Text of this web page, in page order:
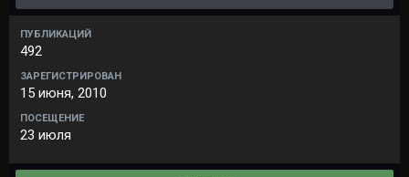
ПУБЛИКАЦИЙ
492
ЗАРЕГИСТРИРОВАН
15 июня, 2010
ПОСЕЩЕНИЕ
23 июля